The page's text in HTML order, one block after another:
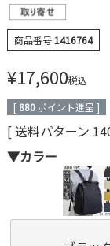
商品番号 1416764
¥17,600税込
[ 880ポイント進呈 ]
送料パターン
▼カラー